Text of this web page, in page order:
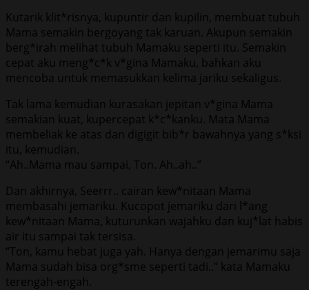
Kutarik klit*risnya, kupuntir dan kupilin, membuat tubuh
Mama semakin bergoyang tak karuan. Akupun semakin
berg*irah melihat tubuh Mamaku seperti itu. Semakin
cepat aku meng*c*k v*gina Mamaku, bahkan aku
mencoba untuk memasukkan kelima jariku sekaligus.
Tak lama kemudian kurasakan jepitan v*gina Mama
semakian kuat, kupercepat k*c*kanku. Mata Mama
membeliak ke atas dan digigit bib*r bawahnya yang s*ksi
itu, kemudian.
“Ah..Mama mau sampai, Ton. Ah..ah..”
Dan akhirnya, Seerrr.. cairan kew*nitaan Mama
membasahi jemariku. Kucopot jemariku dari l*ang
kew*nitaan Mama, kuturunkan wajahku dan kuj*lat habis
air itu sampai tak tersisa.
“Ton, kamu hebat juga yah. Hanya dengan jemarimu saja
Mama sudah bisa org*sme seperti tadi..” kata Mamaku
terengah-engah.